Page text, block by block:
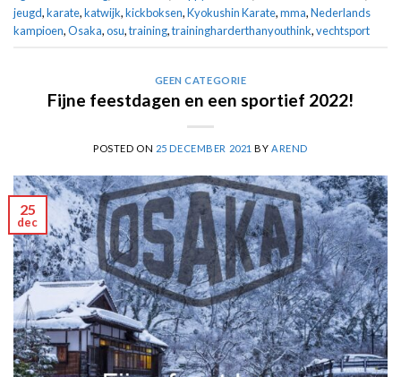
jeugd,karate,katwijk,kickboksen,Kyokushin Karate,mma,Nederlands
kampioen,Osaka,osu,training,trainingharderthanyouthink,vechtsport
GEEN CATEGORIE
Fijne feestdagen en een sportief 2022!
POSTED ON 25 DECEMBER 2021 BY AREND
25
dec